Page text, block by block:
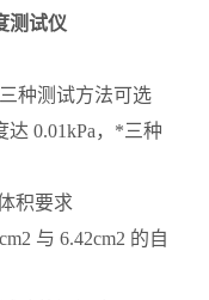
测试仪
种测试方法可选
达 0.01kPa，*三种
积要求
与 6.42cm2 的自